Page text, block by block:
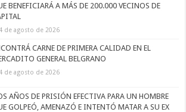
BENEFICIARÁ A MÁS DE 200.000 VECINOS DE
de agosto de 2026
CARNE DE PRIMERA CALIDAD EN EL
GENERAL BELGRANO
de agosto de 2026
AÑOS DE PRISIÓN EFECTIVA PARA UN HOMBRE
GOLPEÓ, AMENAZÓ E INTENTÓ MATAR A SU EX